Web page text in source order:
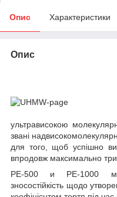
Опис Характеристики
Опис
ультрависокою
звані
для того, щоб успішно
впродовж максимально
PE-500 и PE-1000
зносостійкість щодо